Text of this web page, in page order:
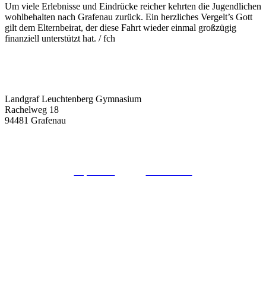
Um viele Erlebnisse und Eindrücke reicher kehrten die Jugendlichen
wohlbehalten nach Grafenau zurück. Ein herzliches Vergelt’s Gott
gilt dem Elternbeirat, der diese Fahrt wieder einmal großzügig
finanziell unterstützt hat. / fch
Landgraf Leuchtenberg Gymnasium
Rachelweg 18
94481 Grafenau